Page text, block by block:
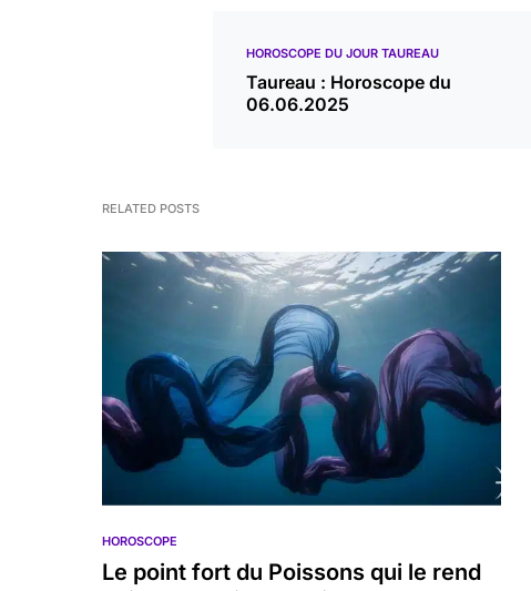
HOROSCOPE DU JOUR TAUREAU
Taureau : Horoscope du
06.06.2025
RELATED POSTS
HOROSCOPE
Le point fort du Poissons qui le rend